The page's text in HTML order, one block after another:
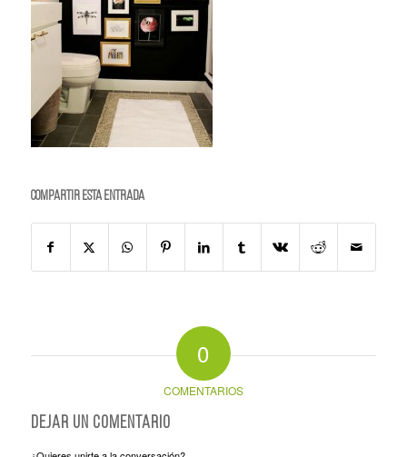
Compartir esta entrada
0
COMENTARIOS
Dejar un comentario